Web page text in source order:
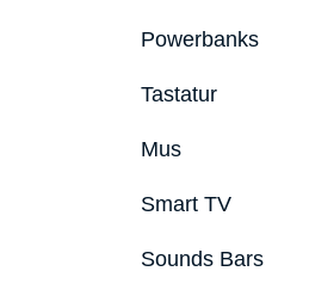
Powerbanks
Tastatur
Mus
Smart TV
Sounds Bars